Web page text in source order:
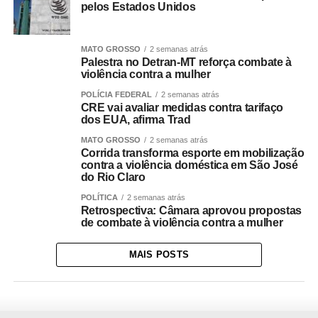
pelos Estados Unidos
MATO GROSSO 2 semanas atrás
Palestra no Detran-MT reforça combate à
violência contra a mulher
POLÍCIA FEDERAL 2 semanas atrás
CRE vai avaliar medidas contra tarifaço
dos EUA, afirma Trad
MATO GROSSO 2 semanas atrás
Corrida transforma esporte em mobilização
contra a violência doméstica em São José
do Rio Claro
POLÍTICA 2 semanas atrás
Retrospectiva: Câmara aprovou propostas
de combate à violência contra a mulher
MAIS POSTS